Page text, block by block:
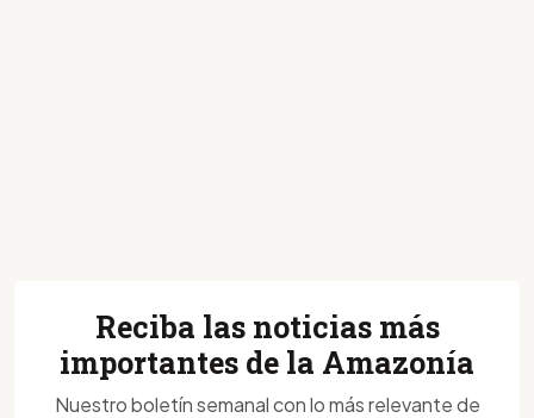
Reciba las noticias más
importantes de la Amazonía
Nuestro boletín semanal con lo más relevante de